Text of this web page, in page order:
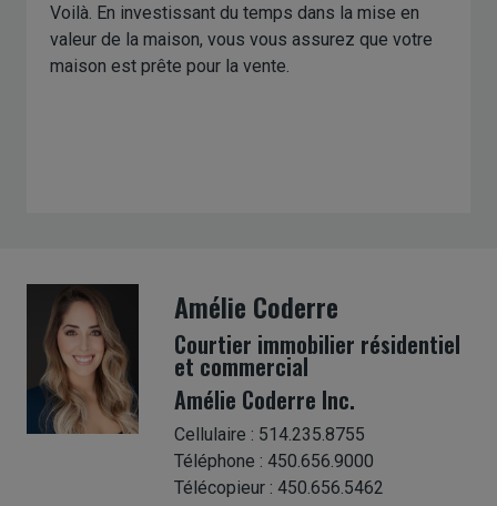
Voilà. En investissant du temps dans la mise en
valeur de la maison, vous vous assurez que votre
maison est prête pour la vente.
Amélie Coderre
Courtier immobilier résidentiel
et commercial
Amélie Coderre Inc.
Cellulaire : 514.235.8755
Téléphone : 450.656.9000
Télécopieur : 450.656.5462